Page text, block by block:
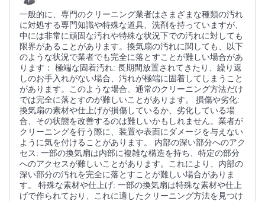
一般的に、専門のクリーニング業者はさまざまな種類の汚れ
に対処する専門知識や特殊な道具、洗剤を持っていますが、
中には非常に頑固な汚れや特殊な状況下での汚れに対しても
限界があることがあります。換気扇の汚れに関しても、以下
のような状況で業者でも完全に落とすことが難しい場合があ
ります： 極端な固着汚れ: 長期間放置されてきたり、繰り返
しのお手入れがない場合、汚れが極端に固着してしまうこと
があります。このような場合、通常のクリーニング方法だけ
では完全に落とすのが難しいことがあります。 損傷や劣化:
換気扇の素材や仕上げが損傷しているか、劣化している場
合、その状態を改善するのは難しいかもしれません。業者が
クリーニングを行う際に、装置や表面にダメージを与えない
ように気を付けることがあります。 内部の深い部分へのアク
セス: 一部の換気扇は内部に複雑な構造を持ち、特定の部分
へのアクセスが難しいことがあります。これにより、内部の
深い部分の汚れを完全に落とすことが難しい場合がありま
す。 特殊な素材や仕上げ: 一部の換気扇は特殊な素材や仕上
げで作られており、これに適したクリーニング方法を見つけ